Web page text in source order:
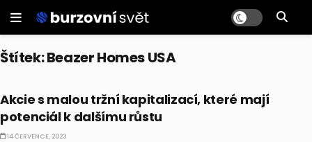
Štítek:Beazer Homes USA
Akcie s malou tržní kapitalizací, které mají
potenciál k dalšímu růstu
14 ČERVENCE, 2023